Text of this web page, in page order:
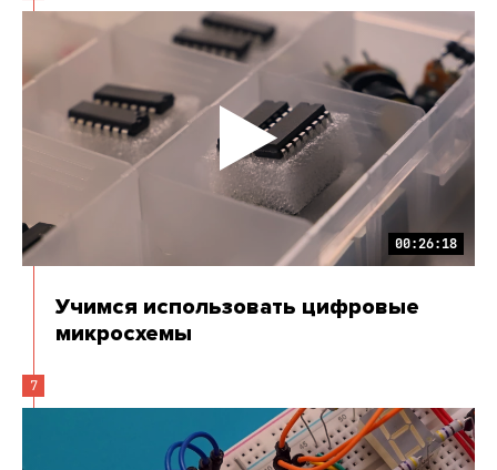
00:26:18
Учимся использовать цифровые
микросхемы
7